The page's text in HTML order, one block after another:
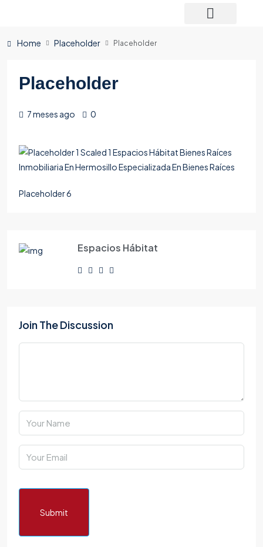
Home Placeholder Placeholder
Placeholder
7 meses ago 0
Placeholder 6
Espacios Hábitat
Join The Discussion
Submit